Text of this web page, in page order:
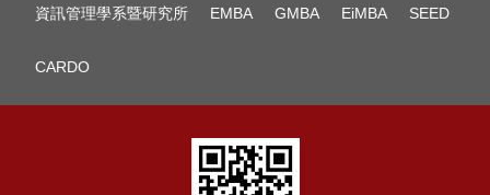
資訊管理學系暨研究所 EMBA GMBA EiMBA SEED
CARDO